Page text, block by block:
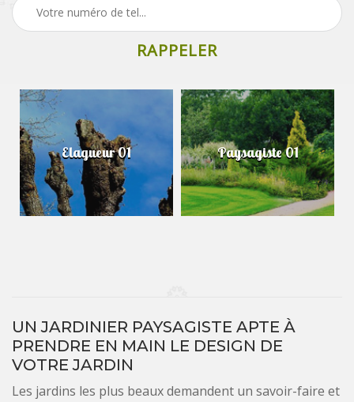
Elagueur 01 Paysagiste 01
UN JARDINIER PAYSAGISTE APTE À
PRENDRE EN MAIN LE DESIGN DE
VOTRE JARDIN
Les jardins les plus beaux demandent un savoir-faire et